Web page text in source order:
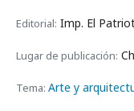
Editorial: Imp. El
Lugar de publicación:
Tema: Arte y